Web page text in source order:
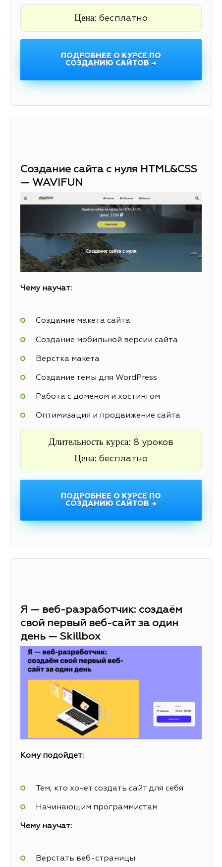
Цена: бесплатно
ПОДРОБНЕЕ О КУРСЕ ПО
СОЗДАНИЮ САЙТОВ →
Создание сайта с нуля HTML&CSS
— WAVIFUN
Чему научат:
Создание макета сайта
Создание мобильной версии сайта
Верстка макета
Создание темы для WordPress
Работа с доменом и хостингом
Оптимизация и продвижение сайта
Длительность курса: 8 уроков
Цена: бесплатно
ПОДРОБНЕЕ О КУРСЕ ПО
СОЗДАНИЮ САЙТОВ →
Я — веб-разработчик: создаём
свой первый веб-сайт за один
день — Skillbox
Кому подойдет:
Тем, кто хочет создать сайт для себя
Начинающим программистам
Чему научат:
Верстать веб-страницы